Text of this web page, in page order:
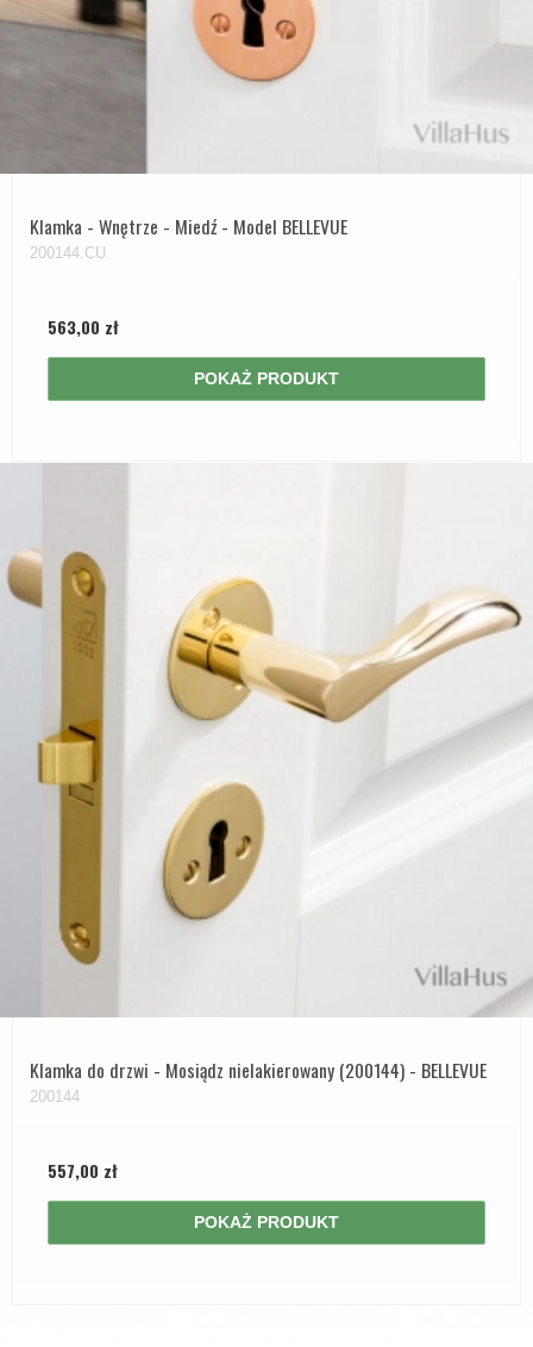
Klamka - Wnętrze - Miedź - Model BELLEVUE
200144.CU
563,00 zł
POKAŻ PRODUKT
Klamka do drzwi - Mosiądz nielakierowany (200144) - BELLEVUE
200144
557,00 zł
POKAŻ PRODUKT